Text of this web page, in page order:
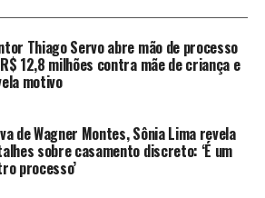
desafios do
apresentou dificuldades
devido às condições do
o controle da bola e a
Thiago Servo abre mão de processo
12,8 milhões contra mãe de criança e
motivo
de Wagner Montes, Sônia Lima revela
sobre casamento discreto: ‘É um
processo’